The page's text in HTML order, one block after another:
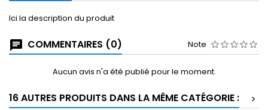
Ici la description du produit
COMMENTAIRES (0) Note
Aucun avis n'a été publié pour le moment.
16 AUTRES PRODUITS DANS LA MÊME CATÉGORIE :
>